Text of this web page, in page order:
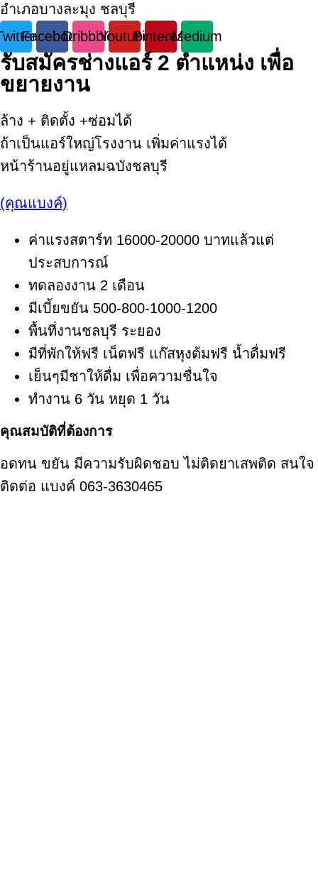
อำเภอบางละมุง ชลบุรี
FacebookDribbbleYoutubePinterestMedium
รับสมัครช่างแอร์ 2 ตำแหน่ง เพื่อ
ขยายงาน
ล้าง + ติดตั้ง +ซ่อมได้
ถ้าเป็นแอร์ใหญ่โรงงาน เพิ่มค่าแรงได้
หน้าร้านอยู่แหลมฉบังชลบุรี
(คุณแบงค์)
ค่าแรงสตาร์ท 16000-20000 บาทแล้วแต่
ประสบการณ์
ทดลองงาน 2 เดือน
มีเบี้ยขยัน 500-800-1000-1200
พื้นที่งานชลบุรี ระยอง
มีที่พักให้ฟรี เน็ตฟรี แก๊สหุงต้มฟรี น้ำดื่มฟรี
เย็นๆมีชาให้ดื่ม เพื่อความชื่นใจ
ทำงาน 6 วัน หยุด 1 วัน
คุณสมบัติที่ต้องการ
อดทน ขยัน มีความรับผิดชอบ ไม่ติดยาเสพติด สนใจ
ติดต่อ แบงค์ 063-3630465